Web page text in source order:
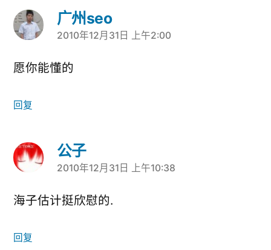
广州seo
说：
2010年12月31日 上午2:00
愿你能懂的
回复
公子
说：
2010年12月31日 上午10:38
海子估计挺欣慰的.
回复